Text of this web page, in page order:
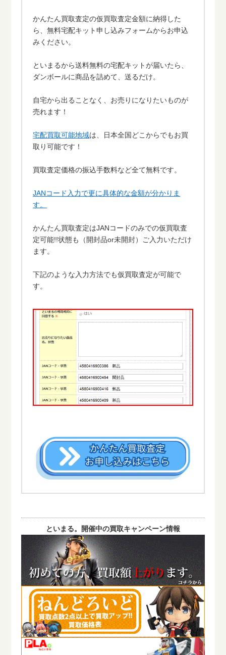
かんたん買取査定の仮買取査定金額に納得した
ら、無料宅配キット申し込みフォームからお申込
みください。
といまるから送料無料の宅配キットが届いたら、
ダンボールに商品を詰めて、送るだけ。
自宅から出ることなく、お売りになりたいものが
売れます！
宅配買取可能地域は、日本全国どこからでもお買
取り可能です！
買取査定価格の振込手数料など全て無料です。
JANコード入力で更に具体的な金額が分かりま
す。
かんたん買取査定はJANコードのみでの仮買取査
定可能!!状態も（開封品or未開封）ご入力いただけ
ます。
下記のような入力方法でも仮買取査定が可能で
す。
といまる。開催中の買取キャンペーン情報